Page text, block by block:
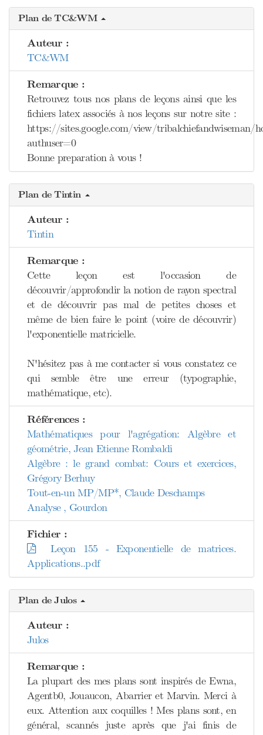
Plan de TC&WM
Auteur :
TC&WM
Remarque :
Retrouvez tous nos plans de leçons ainsi que les
fichiers latex associés à nos leçons sur notre site :
https://sites.google.com/view/tribalchiefandwiseman/
authuser=0
Bonne preparation à vous !
Plan de Tintin
Auteur :
Tintin
Remarque :
Cette leçon est l'occasion de
découvrir/approfondir la notion de rayon spectral
et de découvrir pas mal de petites choses et
même de bien faire le point (voire de découvrir)
l'exponentielle matricielle.
N'hésitez pas à me contacter si vous constatez ce
qui semble être une erreur (typographie,
mathématique, etc).
Références :
Mathématiques pour l'agrégation: Algèbre et
géométrie, Jean Etienne Rombaldi
Algèbre : le grand combat: Cours et exercices,
Grégory Berhuy
Tout-en-un MP/MP*, Claude Deschamps
Analyse , Gourdon
Fichier :
Leçon 155 - Exponentielle de matrices.
Applications..pdf
Plan de Julos
Auteur :
Julos
Remarque :
La plupart des mes plans sont inspirés de Ewna,
Agentb0, Jouaucon, Abarrier et Marvin. Merci à
eux. Attention aux coquilles ! Mes plans sont, en
général, scannés juste après que j'ai finis de